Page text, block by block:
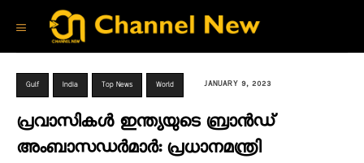
Gulf India Top News World JANUARY 9, 2023
പ്രവാസികൾ ഇന്ത്യയുടെ ബ്രാൻഡ്
അംബാസഡർമാർ: പ്രധാനമന്ത്രി